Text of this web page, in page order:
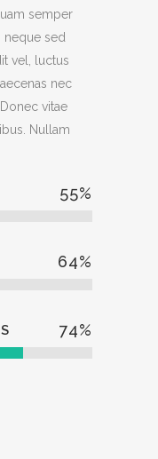
semper
neque sed
vel, luctus
nec
vitae
Nullam
55%
64%
74%